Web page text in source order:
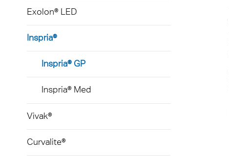
Exolon® LED
Inspria®
Inspria® GP
Inspria® Med
Vivak®
Curvalite®